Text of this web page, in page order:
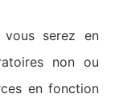
vous serez en
non ou
en fonction